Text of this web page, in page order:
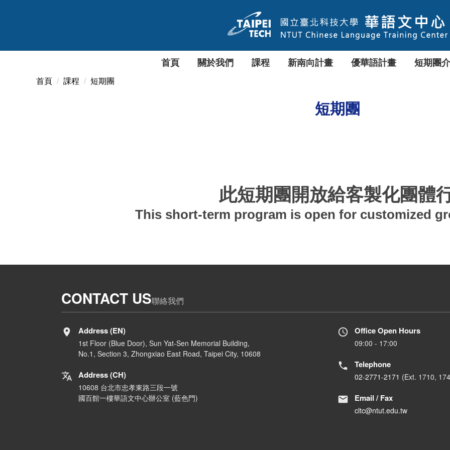
首頁 關於我們 課程 新南向計畫 優華語計畫 短期團
首頁 課程 短期團
短期團
此短期團開放給客製化團體
This short-term program is open for customized
CONTACT US聯絡我們
Address (EN)
1st Floor (Blue Door), Sun Yat-Sen Memorial Building,
No.1, Section 3, Zhongxiao East Road, Taipei City, 10608
Address (CH)
10608 台北市忠孝東路三段一號
國百館一樓華語文中心辦公室 (藍色門)
Office Open Hours
09:00 - 17:00
Telephone
02-2771-2171 (Ext. 1710,
Email / Fax
cltc@ntut.edu.tw